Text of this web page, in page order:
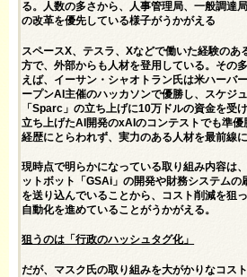
る。人数の多さから、人事管理局、一般調達
の改革を優先している様子がうかがえる
スペースX、テスラ、Xなどで働いた経験のあ
方で、外部からも人材を登用している。その
えば、イーサン・シャオトラン氏は米ハーバ
ープンAI主催のハッカソンで優勝し、スケジ
「Sparc」の立ち上げに10万ドルの資金を受
立ち上げたAI開発のxAIのコンテストでも準優
経歴にとらわれず、実力のある人材を最前線
現時点で明らかになっている取り組み内容は
ットボット「GSAi」の開発や財務システムの
を送り込んでいることから、コスト削減を狙
自動化を進めていることがうかがえる。
狙うのは「行政のハッシュタグ化」
だが、マスク氏の取り組みを大がかりなコス